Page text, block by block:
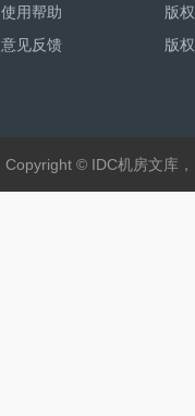
使用帮助
意见反馈
版
版
Copyright © IDC机房文库